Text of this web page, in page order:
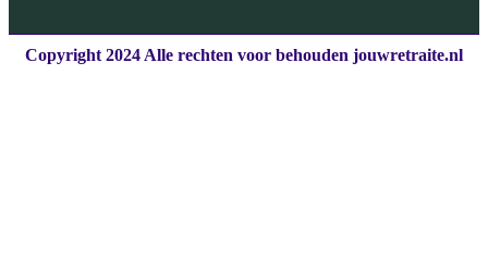
Copyright 2024 Alle rechten voor behouden jouwretraite.nl